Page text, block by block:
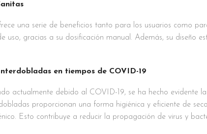
una serie de beneficios tanto para los usuarios como
uso, gracias a su dosificación manual. Además, su diseño
en tiempos de COVID-19
actualmente debido al COVID-19, se ha hecho evidente
proporcionan una forma higiénica y eficiente de
Esto contribuye a reducir la propagación de virus y